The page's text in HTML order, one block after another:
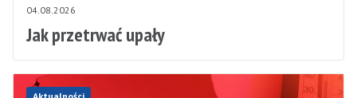
04.08.2026
Jak przetrwać upały